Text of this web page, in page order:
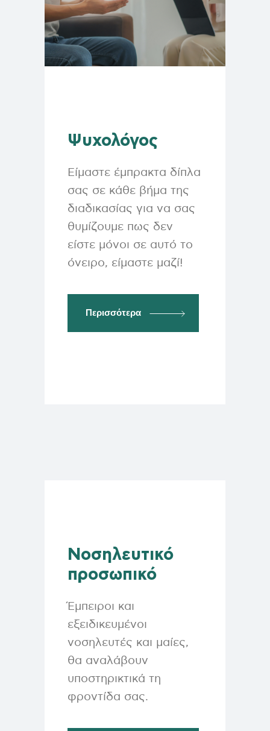
Ψυχολόγος
Είμαστε έμπρακτα δίπλα
σας σε κάθε βήμα της
διαδικασίας για να σας
θυμίζουμε πως δεν
είστε μόνοι σε αυτό το
όνειρο, είμαστε μαζί!
Περισσότερα
Νοσηλευτικό
προσωπικό
Έμπειροι και
εξειδικευμένοι
νοσηλευτές και μαίες,
θα αναλάβουν
υποστηρικτικά τη
φροντίδα σας.